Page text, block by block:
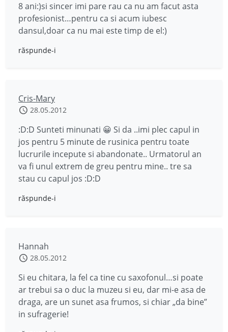
8 ani:)si sincer imi pare rau ca nu am facut asta
profesionist…pentru ca si acum iubesc
dansul,doar ca nu mai este timp de el:)
răspunde-i
Cris-Mary
28.05.2012
:D:D Sunteti minunati 😀 Si da ..imi plec capul in
jos pentru 5 minute de rusinica pentru toate
lucrurile incepute si abandonate.. Urmatorul an
va fi unul extrem de greu pentru mine.. tre sa
stau cu capul jos :D:D
răspunde-i
Hannah
28.05.2012
Si eu chitara, la fel ca tine cu saxofonul…si poate
ar trebui sa o duc la muzeu si eu, dar mi-e asa de
draga, are un sunet asa frumos, si chiar „da bine”
in sufragerie!